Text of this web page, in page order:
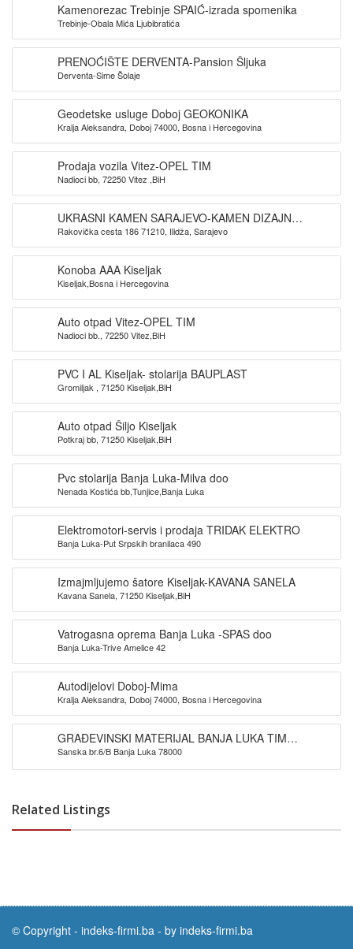
Kamenorezac Trebinje SPAIĆ-izrada spomenika
Trebinje-Obala Mića Ljubibratića
PRENOĆIŠTE DERVENTA-Pansion Šljuka
Derventa-Sime Šolaje
Geodetske usluge Doboj GEOKONIKA
Kralja Aleksandra, Doboj 74000, Bosna i Hercegovina
Prodaja vozila Vitez-OPEL TIM
Nadioci bb, 72250 Vitez ,BiH
UKRASNI KAMEN SARAJEVO-KAMEN DIZAJN
SARAJEVO
Rakovička cesta 186 71210, Ilidža, Sarajevo
Konoba AAA Kiseljak
Kiseljak,Bosna i Hercegovina
Auto otpad Vitez-OPEL TIM
Nadioci bb., 72250 Vitez,BiH
PVC I AL Kiseljak- stolarija BAUPLAST
Gromiljak , 71250 Kiseljak,BiH
Auto otpad Šiljo Kiseljak
Potkraj bb, 71250 Kiseljak,BiH
Pvc stolarija Banja Luka-Milva doo
Nenada Kostića bb,Tunjice,Banja Luka
Elektromotori-servis i prodaja TRIDAK ELEKTRO
Banja Luka-Put Srpskih branilaca 490
Izmajmljujemo šatore Kiseljak-KAVANA SANELA
Kavana Sanela, 71250 Kiseljak,BiH
Vatrogasna oprema Banja Luka -SPAS doo
Banja Luka-Trive Amelice 42
Autodijelovi Doboj-Mima
Kralja Aleksandra, Doboj 74000, Bosna i Hercegovina
GRAĐEVINSKI MATERIJAL BANJA LUKA TIM
PROMET DOO
Sanska br.6/B Banja Luka 78000
Related Listings
© Copyright - indeks-firmi.ba - by indeks-firmi.ba